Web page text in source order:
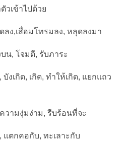
วเข้าไปด้วย
ลง,เสื่อมโทรมลง, หลุดลงมา
น, โจมตี, รับภาระ
งเกิด, เกิด, ทำให้เกิด, แยกแถว
วามงุ่มง่าม, รีบร้อนที่จะ
แตกคอกับ, ทะเลาะกับ